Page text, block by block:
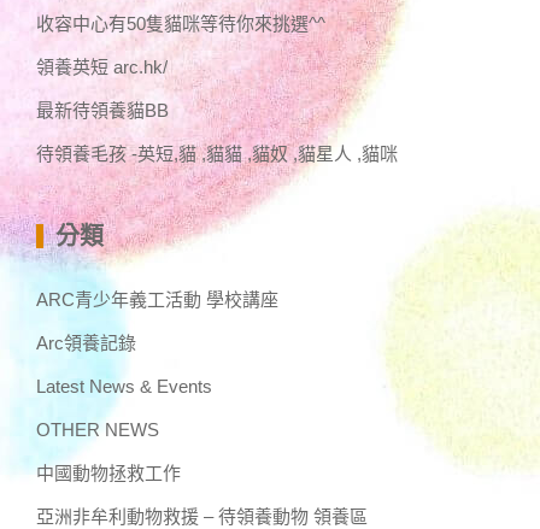
收容中心有50隻貓咪等待你來挑選^^
領養英短 arc.hk/
最新待領養貓BB
待領養毛孩 -英短,貓 ,貓貓 ,貓奴 ,貓星人 ,貓咪
分類
ARC青少年義工活動 學校講座
Arc領養記錄
Latest News & Events
OTHER NEWS
中國動物拯救工作
亞洲非牟利動物救援 – 待領養動物 領養區